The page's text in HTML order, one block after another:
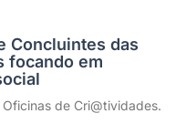
Concluintes das
focando em
de Cri@tividades.